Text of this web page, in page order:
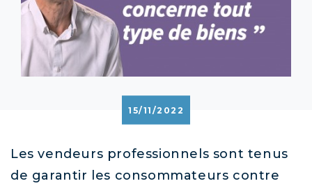
15/11/2022
Les vendeurs professionnels sont tenus
de garantir les consommateurs contre